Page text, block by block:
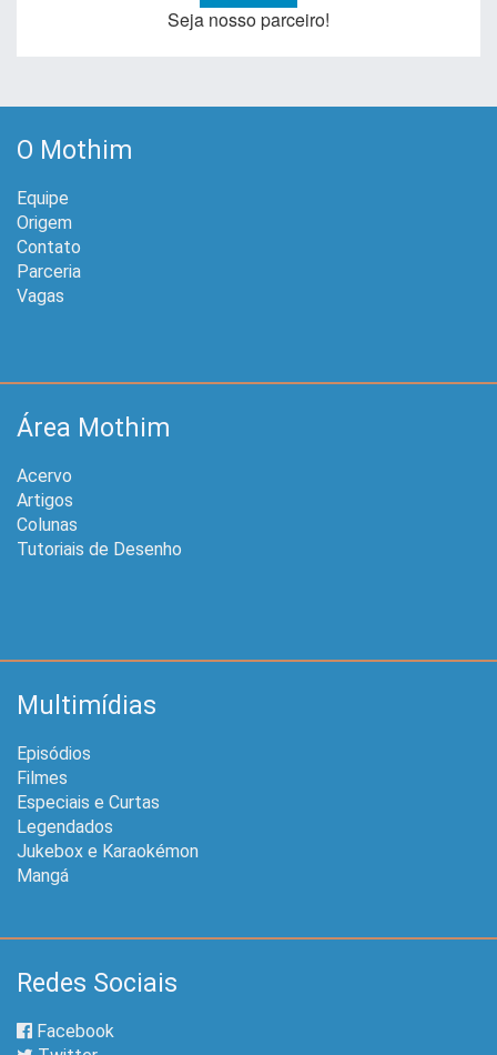
Seja nosso parceiro!
O Mothim
Equipe
Origem
Contato
Parceria
Vagas
Área Mothim
Acervo
Artigos
Colunas
Tutoriais de Desenho
Multimídias
Episódios
Filmes
Especiais e Curtas
Legendados
Jukebox e Karaokémon
Mangá
Redes Sociais
Facebook